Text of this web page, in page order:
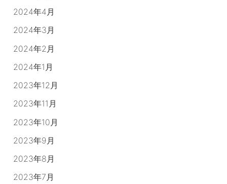
2024年4月
2024年3月
2024年2月
2024年1月
2023年12月
2023年11月
2023年10月
2023年9月
2023年8月
2023年7月